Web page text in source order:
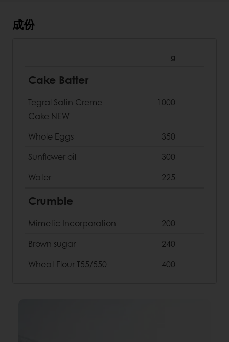
成份
g
Cake Batter
Tegral Satin Creme
Cake NEW
1000
Whole Eggs
350
Sunflower oil
300
Water
225
Crumble
Mimetic Incorporation
200
Brown sugar
240
Wheat Flour T55/550
400